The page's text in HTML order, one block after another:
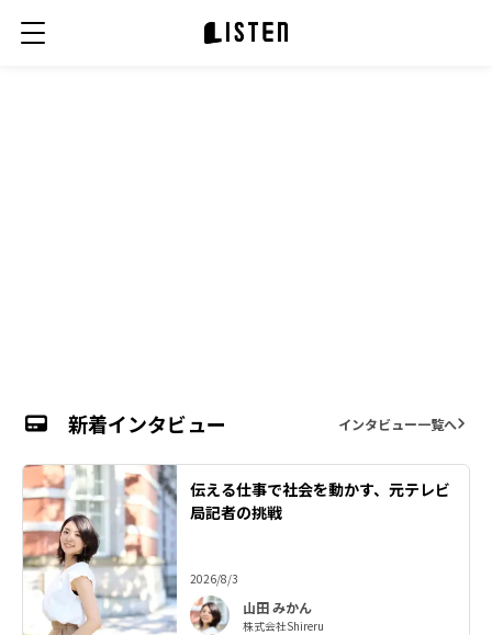
挑戦Vol.3』
新着インタビュー インタビュー一覧へ
伝える仕事で社会を動かす、元テレビ
局記者の挑戦
2026/8/3
山田 みかん
株式会社Shireru